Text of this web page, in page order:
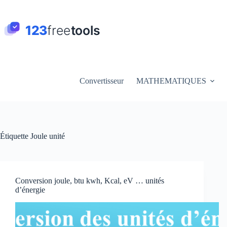
contenu
Convertisseur MATHEMATIQUES
Étiquette Joule unité
Conversion joule, btu kwh, Kcal, eV … unités
d’énergie